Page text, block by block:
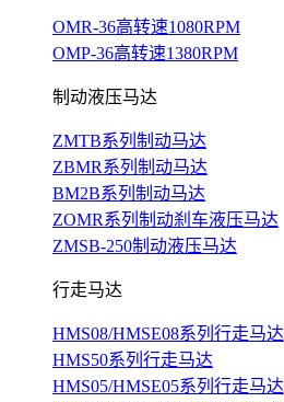
OMR-36高转速1080RPM
OMP-36高转速1380RPM
制动液压马达
ZMTB系列制动马达
ZBMR系列制动马达
BM2B系列制动马达
ZOMR系列制动刹车液压马达
ZMSB-250制动液压马达
行走马达
HMS08/HMSE08系列行走马达
HMS50系列行走马达
HMS05/HMSE05系列行走马达